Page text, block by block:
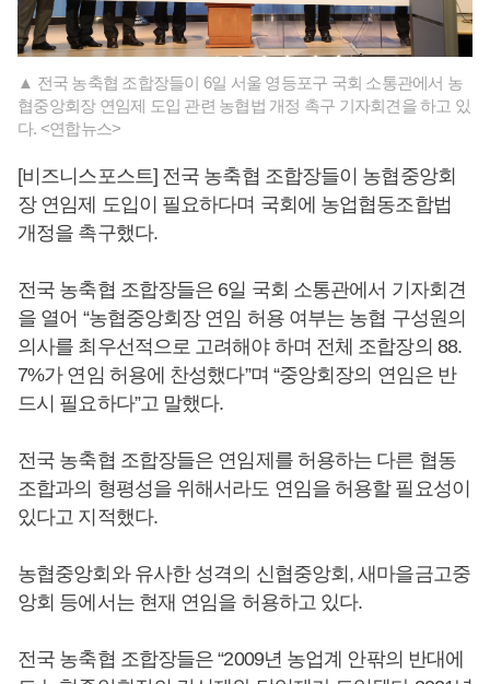
▲ 전국 농축협 조합장들이 6일 서울 영등포구 국회 소통관에서 농
협중앙회장 연임제 도입 관련 농협법 개정 촉구 기자회견을 하고 있
다. <연합뉴스>
[비즈니스포스트] 전국 농축협 조합장들이 농협중앙회
장 연임제 도입이 필요하다며 국회에 농업협동조합법
개정을 촉구했다.
전국 농축협 조합장들은 6일 국회 소통관에서 기자회견
을 열어 “농협중앙회장 연임 허용 여부는 농협 구성원의
의사를 최우선적으로 고려해야 하며 전체 조합장의 88.
7%가 연임 허용에 찬성했다”며 “중앙회장의 연임은 반
드시 필요하다”고 말했다.
전국 농축협 조합장들은 연임제를 허용하는 다른 협동
조합과의 형평성을 위해서라도 연임을 허용할 필요성이
있다고 지적했다.
농협중앙회와 유사한 성격의 신협중앙회, 새마을금고중
앙회 등에서는 현재 연임을 허용하고 있다.
전국 농축협 조합장들은 “2009년 농업계 안팎의 반대에